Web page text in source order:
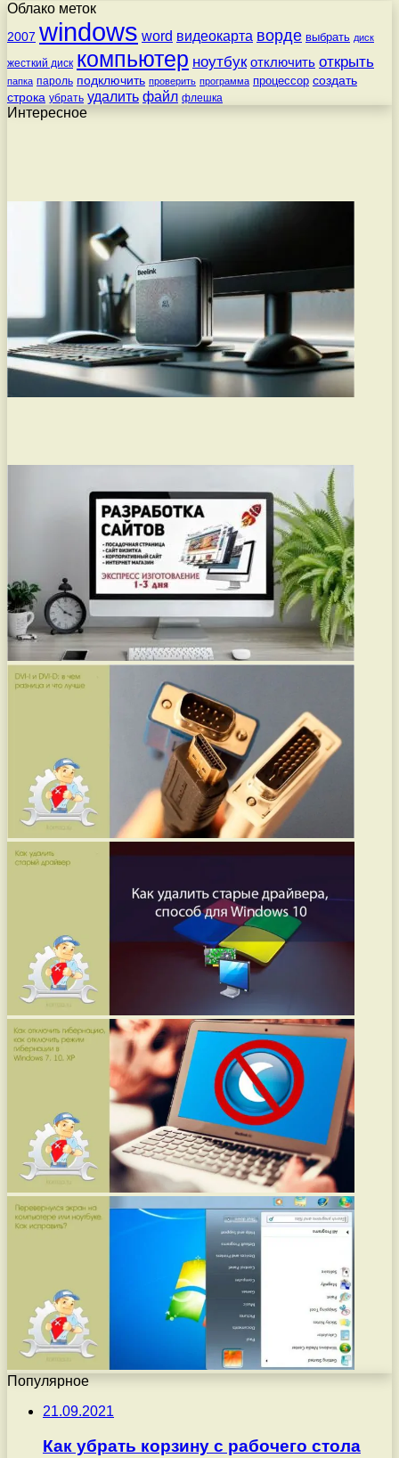
Облако меток
2007 windows word видеокарта ворде выбрать диск
жесткий диск компьютер ноутбук отключить открыть
папка пароль подключить проверить программа процессор создать
строка убрать удалить файл флешка
Интересное
Популярное
21.09.2021
Как убрать корзину с рабочего стола